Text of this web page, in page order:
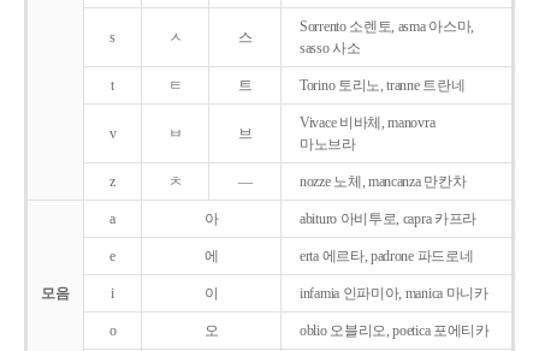
s ㅅ 스
Sorrento 소렌토, asma 아스마,
sasso 사소
t ㅌ 트 Torino 토리노, tranne 트란네
v ㅂ 브
Vivace 비바체, manovra
마노브라
z ㅊ ― nozze 노체, mancanza 만칸차
모음
a 아 abituro 아비투로, capra 카프라
e 에 erta 에르타, padrone 파드로네
i 이 infamia 인파미아, manica 마니카
o 오 oblio 오블리오, poetica 포에티카